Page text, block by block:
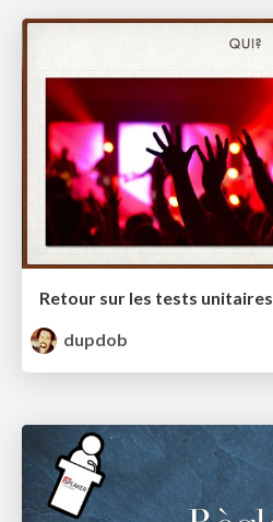
Retour sur les tests unitaires
dupdob